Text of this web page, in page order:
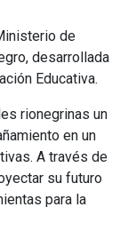
de
desarrollada
Educativa.
rionegrinas un
en un
A través de
su futuro
para la